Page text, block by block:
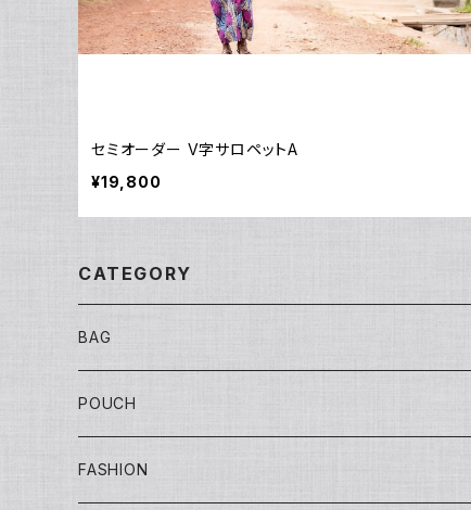
セミオーダー V字サロペットA
¥19,800
CATEGORY
BAG
Tote
Yuko bag
Sisal
POUCH
Flat
FASHION